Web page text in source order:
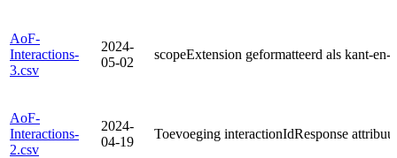
AoF-
Interactions-
3.csv
2024-
05-02
scopeExtension geformatteerd als kant-
AoF-
Interactions-
2.csv
2024-
04-19
Toevoeging interactionIdResponse